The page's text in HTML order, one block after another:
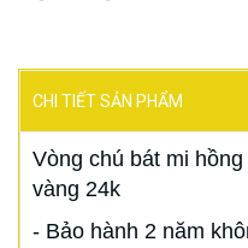
CHI TIẾT SẢN PHẨM
Vòng chú bát mi
vàng 24k
- Bảo hành 2 năm